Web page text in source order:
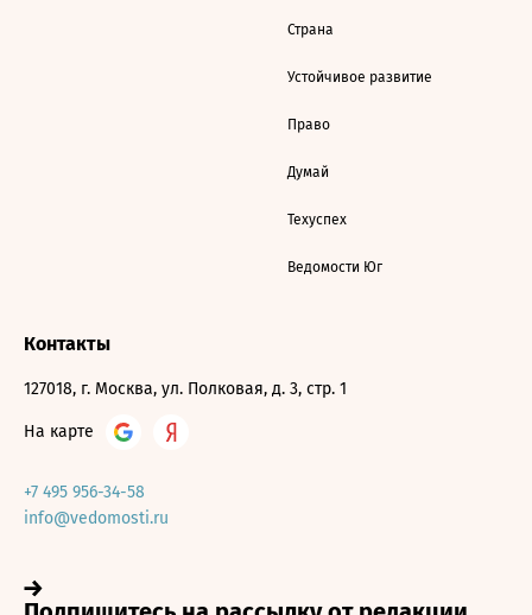
Страна
Устойчивое развитие
Право
Думай
Техуспех
Ведомости Юг
Контакты
127018, г. Москва, ул. Полковая, д. 3, стр. 1
На карте
+7 495 956-34-58
info@vedomosti.ru